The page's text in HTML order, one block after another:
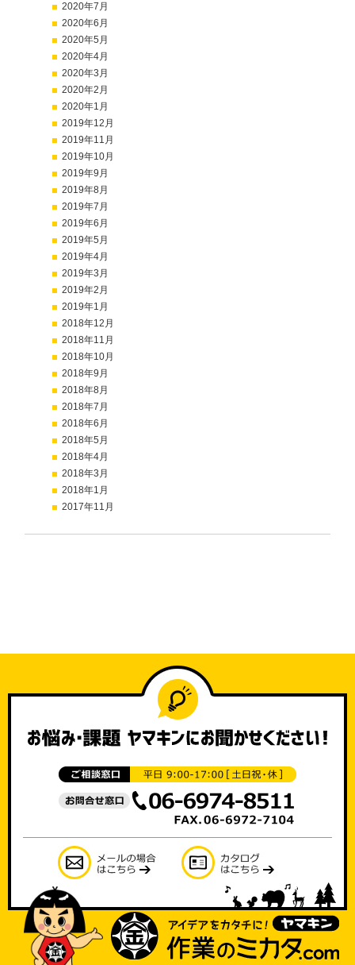
2020年7月
2020年6月
2020年5月
2020年4月
2020年3月
2020年2月
2020年1月
2019年12月
2019年11月
2019年10月
2019年9月
2019年8月
2019年7月
2019年6月
2019年5月
2019年4月
2019年3月
2019年2月
2019年1月
2018年12月
2018年11月
2018年10月
2018年9月
2018年8月
2018年7月
2018年6月
2018年5月
2018年4月
2018年3月
2018年1月
2017年11月